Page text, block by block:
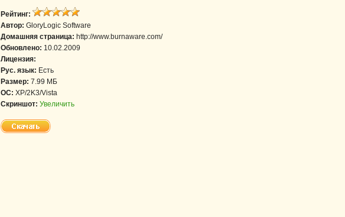
Рейтинг:
Автор: GloryLogic Software
Домашняя страница: http://www.burnaware.com/
Обновлено: 10.02.2009
Лицензия:
Рус. язык: Есть
Размер: 7.99 МБ
ОС: XP/2K3/Vista
Скриншот: Увеличить